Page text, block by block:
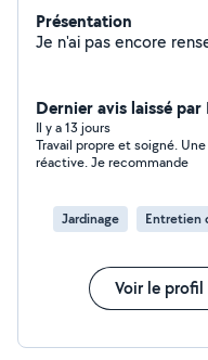
Présentation
Dernier avis laissé
Il y a 13 jours
Travail propre et soigné. Une personne très efficace et
réactive. Je recommande
Jardinage Entretien
Voir le profil